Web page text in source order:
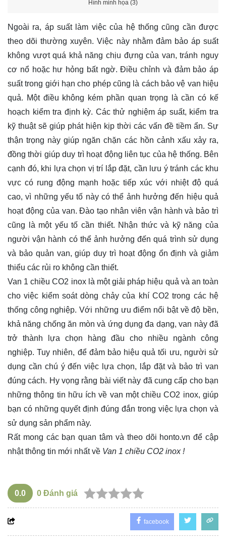
Hình minh họa (3)
Ngoài ra, áp suất làm việc của hệ thống cũng cần được
theo dõi thường xuyên. Việc này nhằm đảm bảo áp suất
không vượt quá khả năng chịu đựng của van, tránh nguy
cơ nổ hoặc hư hỏng bất ngờ. Điều chỉnh và đảm bảo áp
suất trong giới hạn cho phép cũng là cách bảo vệ van hiệu
quả. Một điều không kém phần quan trọng là cần có kế
hoạch kiểm tra định kỳ. Các thử nghiệm áp suất, kiểm tra
kỹ thuật sẽ giúp phát hiện kịp thời các vấn đề tiềm ẩn. Sự
thận trọng này giúp ngăn chặn các hồn cảnh xấu xảy ra,
đồng thời giúp duy trì hoạt động liên tục của hệ thống. Bên
cạnh đó, khi lựa chọn vị trí lắp đặt, cần lưu ý tránh các khu
vực có rung động mạnh hoặc tiếp xúc với nhiệt độ quá
cao, vì những yếu tố này có thể ảnh hưởng đến hiệu quả
hoạt động của van. Đào tạo nhân viên vận hành và bảo trì
cũng là một yếu tố cần thiết. Nhận thức và kỹ năng của
người vận hành có thể ảnh hưởng đến quá trình sử dụng
và bảo quản van, giúp duy trì hoạt động ổn định và giảm
thiểu các rủi ro không cần thiết.
Van 1 chiều CO2 inox là một giải pháp hiệu quả và an toàn
cho việc kiểm soát dòng chảy của khí CO2 trong các hệ
thống công nghiệp. Với những ưu điểm nổi bật về độ bền,
khả năng chống ăn mòn và ứng dụng đa dạng, van này đã
trở thành lựa chọn hàng đầu cho nhiều ngành công
nghiệp. Tuy nhiên, để đảm bảo hiệu quả tối ưu, người sử
dụng cần chú ý đến việc lựa chọn, lắp đặt và bảo trì van
đúng cách. Hy vọng rằng bài viết này đã cung cấp cho bạn
những thông tin hữu ích về van một chiều CO2 inox, giúp
bạn có những quyết định đúng đắn trong việc lựa chọn và
sử dụng sản phẩm này.
Rất mong các bạn quan tâm và theo dõi honto.vn để cập
nhật thông tin mới nhất về Van 1 chiều CO2 inox !
0.0 0 Đánh giá
facebook